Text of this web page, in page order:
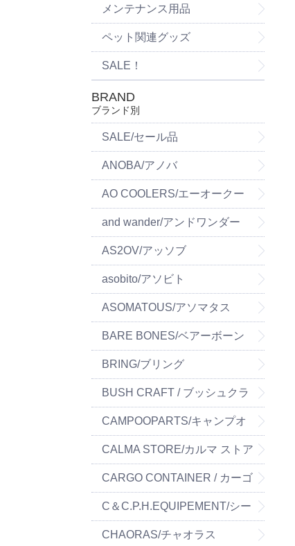
メンテナンス用品
ペット関連グッズ
SALE！
BRAND
ブランド別
SALE/セール品
ANOBA/アノバ
AO COOLERS/エーオークー
ラーズ
and wander/アンドワンダー
AS2OV/アッソブ
asobito/アソビト
ASOMATOUS/アソマタス
BARE BONES/ベアーボーン
ズ
BRING/ブリング
BUSH CRAFT / ブッシュクラ
フト
CAMPOOPARTS/キャンプオ
ーパーツ
CALMA STORE/カルマ ストア
CARGO CONTAINER / カーゴ
コンテナ
C＆C.P.H.EQUIPEMENT/シー
&シー.ピー.エイチ イクイップ
CHAORAS/チャオラス